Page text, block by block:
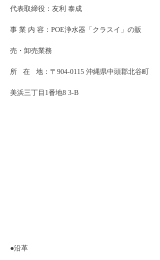
代表取締役：友利 泰成
事 業 内 容：POE浄水器「クラスイ」の販
売・卸売業務
所 在 地：〒904-0115 沖縄県中頭郡北谷町
美浜三丁目1番地8 3-B
●沿革